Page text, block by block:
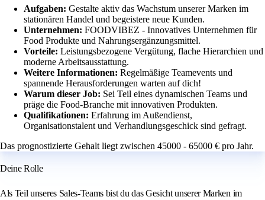
Aufgaben: Gestalte aktiv das Wachstum unserer Marken im
stationären Handel und begeistere neue Kunden.
Unternehmen: FOODVIBEZ - Innovatives Unternehmen für
Food Produkte und Nahrungsergänzungsmittel.
Vorteile: Leistungsbezogene Vergütung, flache Hierarchien und
moderne Arbeitsausstattung.
Weitere Informationen: Regelmäßige Teamevents und
spannende Herausforderungen warten auf dich!
Warum dieser Job: Sei Teil eines dynamischen Teams und
präge die Food-Branche mit innovativen Produkten.
Qualifikationen: Erfahrung im Außendienst,
Organisationstalent und Verhandlungsgeschick sind gefragt.
Das prognostizierte Gehalt liegt zwischen 45000 - 65000 € pro Jahr.
Deine Rolle
Als Teil unseres Sales-Teams bist du das Gesicht unserer Marken im